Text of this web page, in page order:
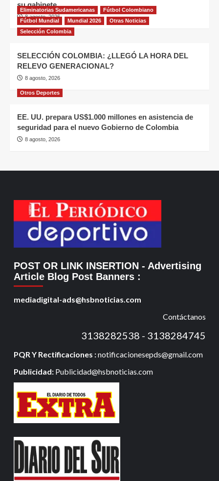
su gabinete
8 agosto, 2026
Eliminatorias Sudamericanas
Fútbol Colombiano
Fútbol Mundial
Mundial 2026
Otras Noticias
Selección Colombia
SELECCIÓN COLOMBIA: ¿LLEGÓ LA HORA DEL
RELEVO GENERACIONAL?
8 agosto, 2026
Otros Deportes
EE. UU. prepara US$1.000 millones en asistencia de
seguridad para el nuevo Gobierno de Colombia
8 agosto, 2026
POST OR LINK INSERTION - Advertising
Article Blog Post Banners :
mediadigital-ads@hsbnoticias.com
Contáctanos
3138282538 - 3138284745
PQR Y Rectificaciones :notificacionesepds@gmail.com
Publicidad: Publicidad@hsbnoticias.com